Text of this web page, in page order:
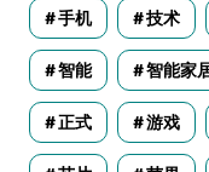
手机 技术
智能 智能家
正式 游戏